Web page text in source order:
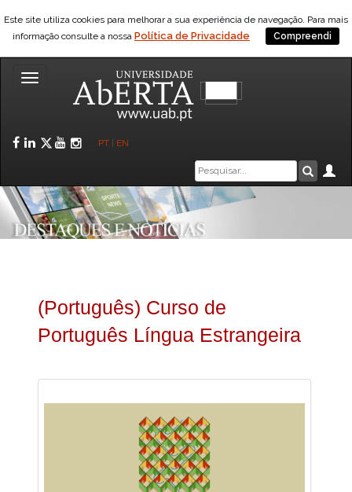
Este site utiliza cookies para melhorar a sua experiência de navegação. Para mais
informação consulte a nossa Política de Privacidade Compreendi
Toggle
Facebook
LinkedIn
Twitter
YouTube
Instagram
PT EN
Caixa
de
pesquisa
(Português) Curso de
Português Língua Estrangeira